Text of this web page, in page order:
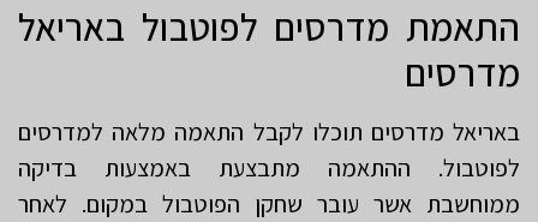
התאמת מדרסים לפוטבול באריאל
מדרסים
באריאל מדרסים תוכלו לקבל התאמה מלאה למדרסים
לפוטבול. ההתאמה מתבצעת באמצעות בדיקה
ממוחשבת אשר עובר שחקן הפוטבול במקום. לאחר